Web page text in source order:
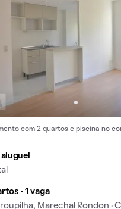
com 2 quartos e piscina no
aluguel
· 1 vaga
Marechal Rondon ·